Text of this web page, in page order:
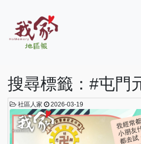
搜尋標籤：#屯門
社區人家 2026-03-19